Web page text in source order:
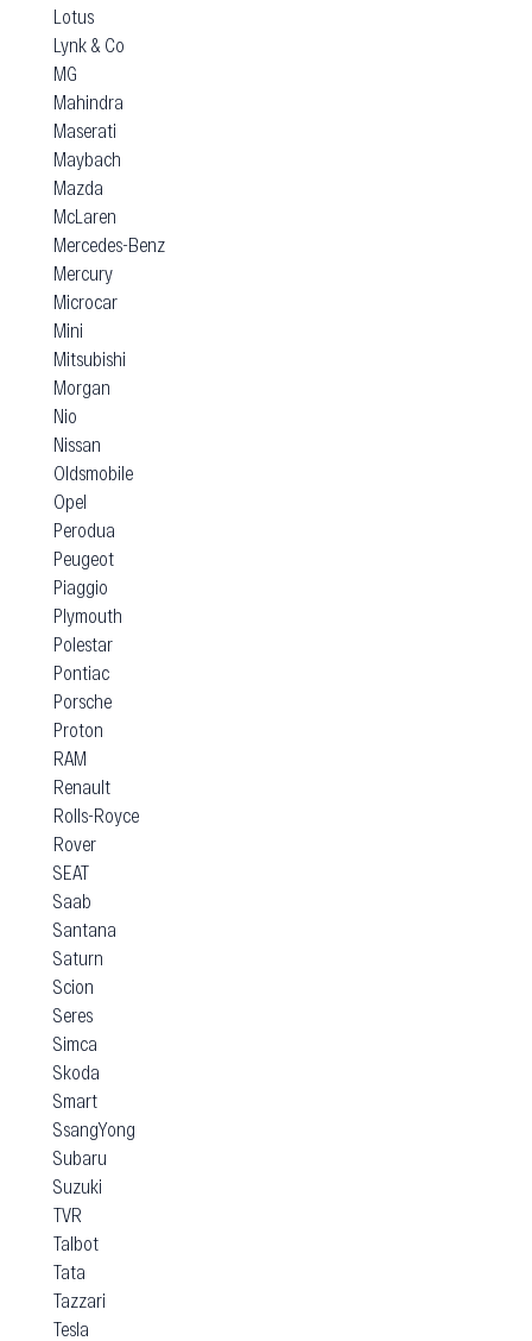
Lotus
Lynk & Co
MG
Mahindra
Maserati
Maybach
Mazda
McLaren
Mercedes-Benz
Mercury
Microcar
Mini
Mitsubishi
Morgan
Nio
Nissan
Oldsmobile
Opel
Perodua
Peugeot
Piaggio
Plymouth
Polestar
Pontiac
Porsche
Proton
RAM
Renault
Rolls-Royce
Rover
SEAT
Saab
Santana
Saturn
Scion
Seres
Simca
Skoda
Smart
SsangYong
Subaru
Suzuki
TVR
Talbot
Tata
Tazzari
Tesla